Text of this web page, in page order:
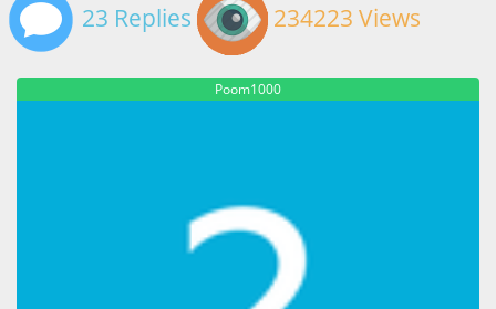
23 Replies 234223 Views
Poom1000